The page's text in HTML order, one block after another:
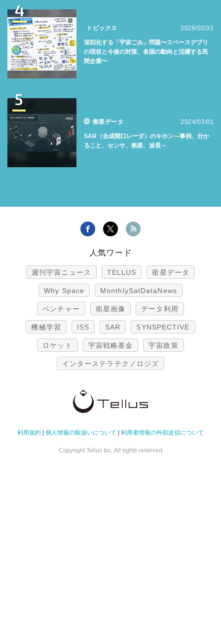
4
トピックス 2026/03/31
深刻化する「宇宙ごみ」問題〜スペースデブリ
の現状と今後の対策、各国の動向と活躍する民
間企業〜
5
衛星データ 2024/03/01
SAR（合成開口レーダ）のキホン～事例、分か
ること、センサ、衛星、波長～
人気ワード
週刊宇宙ニュース TELLUS 衛星データ
Why Space MonthlySatDataNews
ベンチャー 衛星画像 データ利用
機械学習 ISS SAR SYNSPECTIVE
ロケット 宇宙戦略基金 宇宙政策
インターステラテクノロジズ
利用規約 個人情報の取扱いについて 利用者情報の外部送信について
Copyright Tellus Inc. All rights reserved